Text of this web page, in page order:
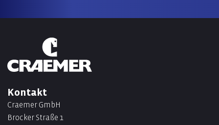
Kontakt
Craemer GmbH
Brocker Straße 1